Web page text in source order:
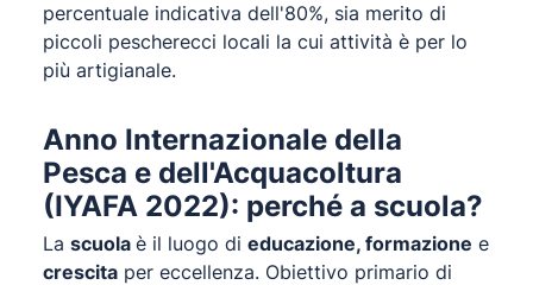
percentuale indicativa dell'80%, sia merito di
piccoli pescherecci locali la cui attività è per lo
più artigianale.
Anno Internazionale della
Pesca e dell'Acquacoltura
(IYAFA 2022): perché a scuola?
La scuola è il luogo di educazione, formazione e
crescita per eccellenza. Obiettivo primario di